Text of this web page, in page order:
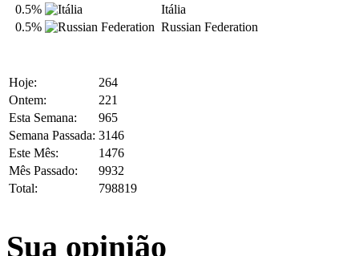
0.5%
Itália
0.5%
Russian Federation
Hoje:
264
Ontem:
221
Esta Semana:
965
Semana Passada: 3146
Este Mês:
1476
Mês Passado:
9932
Total:
798819
Sua opinião